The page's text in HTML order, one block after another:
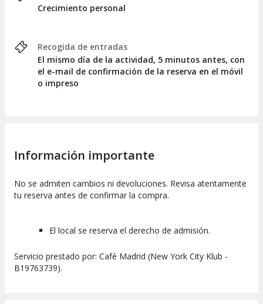
Crecimiento personal
Recogida de entradas
El mismo día de la actividad, 5 minutos antes, con
el e-mail de confirmación de la reserva en el móvil
o impreso
Información importante
No se admiten cambios ni devoluciones. Revisa atentamente
tu reserva antes de confirmar la compra.
El local se reserva el derecho de admisión.
Servicio prestado por: Café Madrid (New York City Klub -
B19763739).